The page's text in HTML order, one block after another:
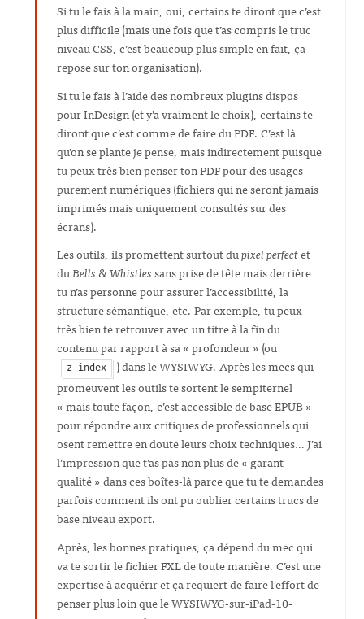
Si tu le fais à la main, oui, certains te diront que c’est
plus difficile (mais une fois que t’as compris le truc
niveau CSS, c’est beaucoup plus simple en fait, ça
repose sur ton organisation).
Si tu le fais à l’aide des nombreux plugins dispos
pour InDesign (et y’a vraiment le choix), certains te
diront que c’est comme de faire du PDF. C’est là
qu’on se plante je pense, mais indirectement puisque
tu peux très bien penser ton PDF pour des usages
purement numériques (fichiers qui ne seront jamais
imprimés mais uniquement consultés sur des
écrans).
Les outils, ils promettent surtout dupixel perfectet
duBells & Whistlessans prise de tête mais derrière
tu n’as personne pour assurer l’accessibilité, la
structure sémantique, etc. Par exemple, tu peux
très bien te retrouver avec un titre à la fin du
contenu par rapport à sa « profondeur » (ou
z-index
) dans le WYSIWYG. Après les mecs qui
promeuvent les outils te sortent le sempiternel
« mais toute façon, c’est accessible de base EPUB »
pour répondre aux critiques de professionnels qui
osent remettre en doute leurs choix techniques… J’ai
l’impression que t’as pas non plus de « garant
qualité » dans ces boîtes-là parce que tu te demandes
parfois comment ils ont pu oublier certains trucs de
base niveau export.
Après, les bonnes pratiques, ça dépend du mec qui
va te sortir le fichier FXL de toute manière. C’est une
expertise à acquérir et ça requiert de faire l’effort de
penser plus loin que le WYSIWYG-sur-iPad-10-